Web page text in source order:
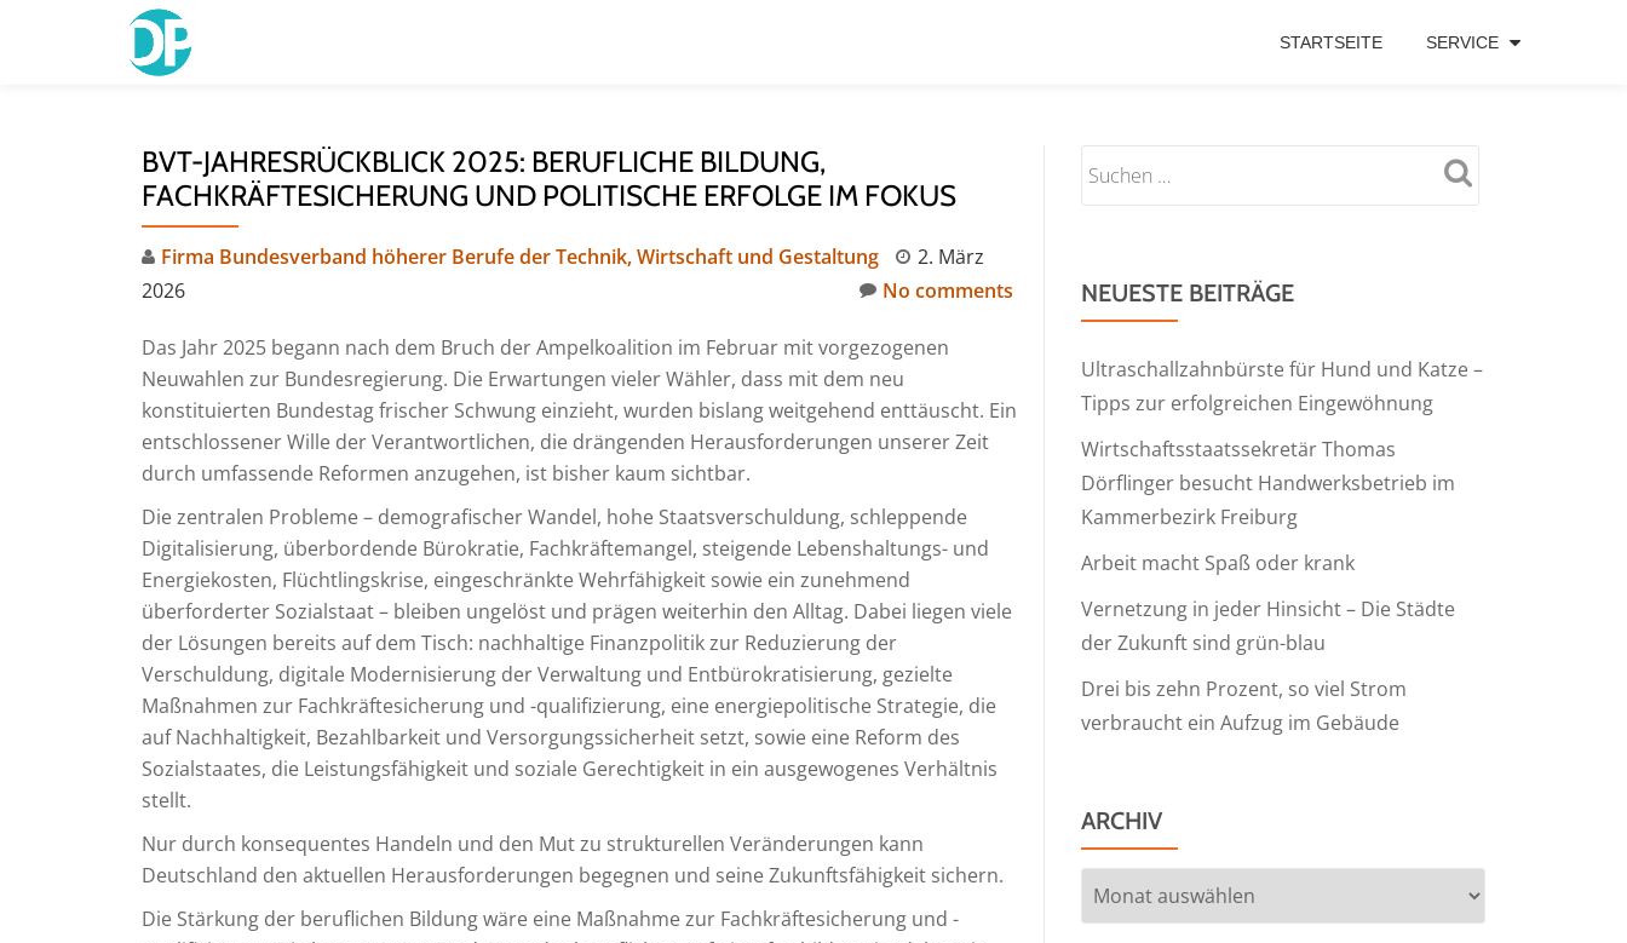
STARTSEITE SERVICE
BVT-JAHRESRÜCKBLICK 2025: BERUFLICHE BILDUNG,
FACHKRÄFTESICHERUNG UND POLITISCHE ERFOLGE IM FOKUS
Firma Bundesverband höherer Berufe der Technik, Wirtschaft und Gestaltung
2. März
2026
No comments
Das Jahr 2025 begann nach dem Bruch der Ampelkoalition im Februar mit vorgezogenen
Neuwahlen zur Bundesregierung. Die Erwartungen vieler Wähler, dass mit dem neu
konstituierten Bundestag frischer Schwung einzieht, wurden bislang weitgehend enttäuscht. Ein
entschlossener Wille der Verantwortlichen, die drängenden Herausforderungen unserer Zeit
durch umfassende Reformen anzugehen, ist bisher kaum sichtbar.
Die zentralen Probleme – demografischer Wandel, hohe Staatsverschuldung, schleppende
Digitalisierung, überbordende Bürokratie, Fachkräftemangel, steigende Lebenshaltungs- und
Energiekosten, Flüchtlingskrise, eingeschränkte Wehrfähigkeit sowie ein zunehmend
überforderter Sozialstaat – bleiben ungelöst und prägen weiterhin den Alltag. Dabei liegen viele
der Lösungen bereits auf dem Tisch: nachhaltige Finanzpolitik zur Reduzierung der
Verschuldung, digitale Modernisierung der Verwaltung und Entbürokratisierung, gezielte
Maßnahmen zur Fachkräftesicherung und -qualifizierung, eine energiepolitische Strategie, die
auf Nachhaltigkeit, Bezahlbarkeit und Versorgungssicherheit setzt, sowie eine Reform des
Sozialstaates, die Leistungsfähigkeit und soziale Gerechtigkeit in ein ausgewogenes Verhältnis
stellt.
Nur durch konsequentes Handeln und den Mut zu strukturellen Veränderungen kann
Deutschland den aktuellen Herausforderungen begegnen und seine Zukunftsfähigkeit sichern.
Die Stärkung der beruflichen Bildung wäre eine Maßnahme zur Fachkräftesicherung und -
NEUESTE BEITRÄGE
Ultraschallzahnbürste für Hund und Katze –
Tipps zur erfolgreichen Eingewöhnung
Wirtschaftsstaatssekretär Thomas
Dörflinger besucht Handwerksbetrieb im
Kammerbezirk Freiburg
Arbeit macht Spaß oder krank
Vernetzung in jeder Hinsicht – Die Städte
der Zukunft sind grün-blau
Drei bis zehn Prozent, so viel Strom
verbraucht ein Aufzug im Gebäude
ARCHIV
Archiv